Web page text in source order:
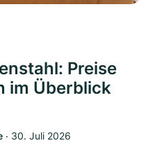
Preise
im Überblick
‧ 30. Juli 2026